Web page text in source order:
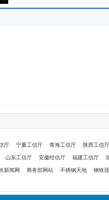
厅 宁夏工信厅 青海工信厅 陕西工信厅
山东工信厅 安徽经信厅 福建工信厅
新闻网 商务部网站 不锈钢天地 钢铁